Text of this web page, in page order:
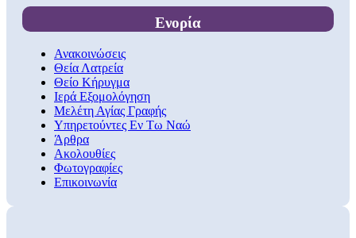
Ενορία
Ανακοινώσεις
Θεία Λατρεία
Θείο Κήρυγμα
Ιερά Εξομολόγηση
Μελέτη Αγίας Γραφής
Υπηρετούντες Εν Τω Ναώ
Άρθρα
Ακολουθίες
Φωτογραφίες
Επικοινωνία